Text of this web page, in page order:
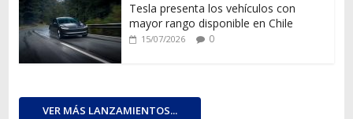
Tesla presenta los vehículos con
mayor rango disponible en Chile
15/07/2026 0
VER MÁS LANZAMIENTOS...